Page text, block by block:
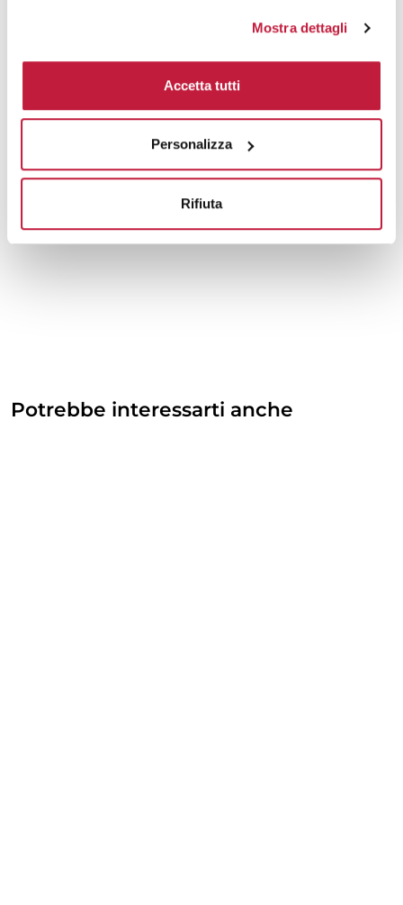
Mostra dettagli
Accetta tutti
Personalizza
Rifiuta
Potrebbe interessarti anche